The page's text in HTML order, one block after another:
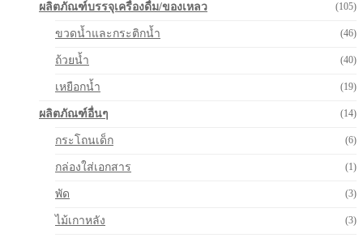
ผลิตภัณฑ์บรรจุเครื่องดื่ม/ของเหลว (105)
ขวดน้ำและกระติกน้ำ (46)
ถ้วยน้ำ (40)
เหยือกน้ำ (19)
ผลิตภัณฑ์อื่นๆ (14)
กระโถนเด็ก (6)
กล่องใส่เอกสาร (1)
พัด (3)
ไม้เกาหลัง (3)